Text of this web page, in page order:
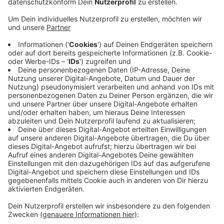
vergleichsweise viele Fahrten aus.
Genaue Zahlen würden zwar erst mit ein paar Tagen
Verzögerung aus der internen Statistik hervorgehen,
heißt es von der ASEAG.
Allerdings führt sie als generellen Hintergrund ihre
dünne Personaldecke an, die bei hohem Krankenstand
zu eben diesen Fahrtausfällen führe.
Außerdem komme an diesem Freitag noch hinzu, dass
die Schulen wegen der Zeugnisvergabe früher Schluss
haben. Die Busse im Schülerverkehr fahren daher
außerhalb des Fahrplans früher zu den Schulen und
somit müssten andere Fahrten leider ausfallen.